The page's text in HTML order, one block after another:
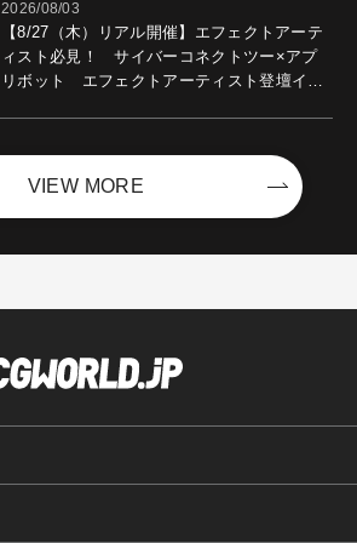
2026/08/03
【8/27（木）リアル開催】エフェクトアーテ
ィスト必見！ サイバーコネクトツー×アプ
リボット エフェクトアーティスト登壇イベ
VIEW MORE